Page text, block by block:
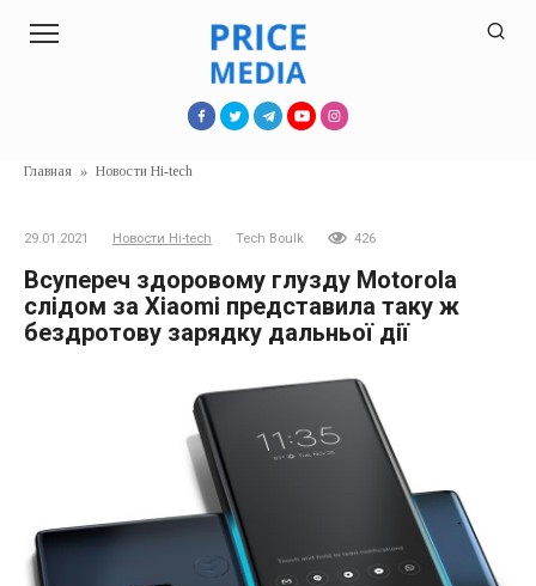
Главная » Новости Hi-tech
29.01.2021 Новости Hi-tech Tech Boulk 426
Всупереч здоровому глузду Motorola
слідом за Xiaomi представила таку ж
бездротову зарядку дальньої дії